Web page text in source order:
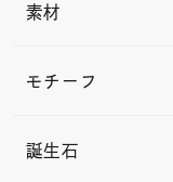
素材
モチーフ
誕生石